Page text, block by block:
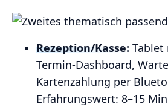
Rezeption/Kasse: Tablet
Termin‑Dashboard,
Kartenzahlung per
Erfahrungswert: 8–15